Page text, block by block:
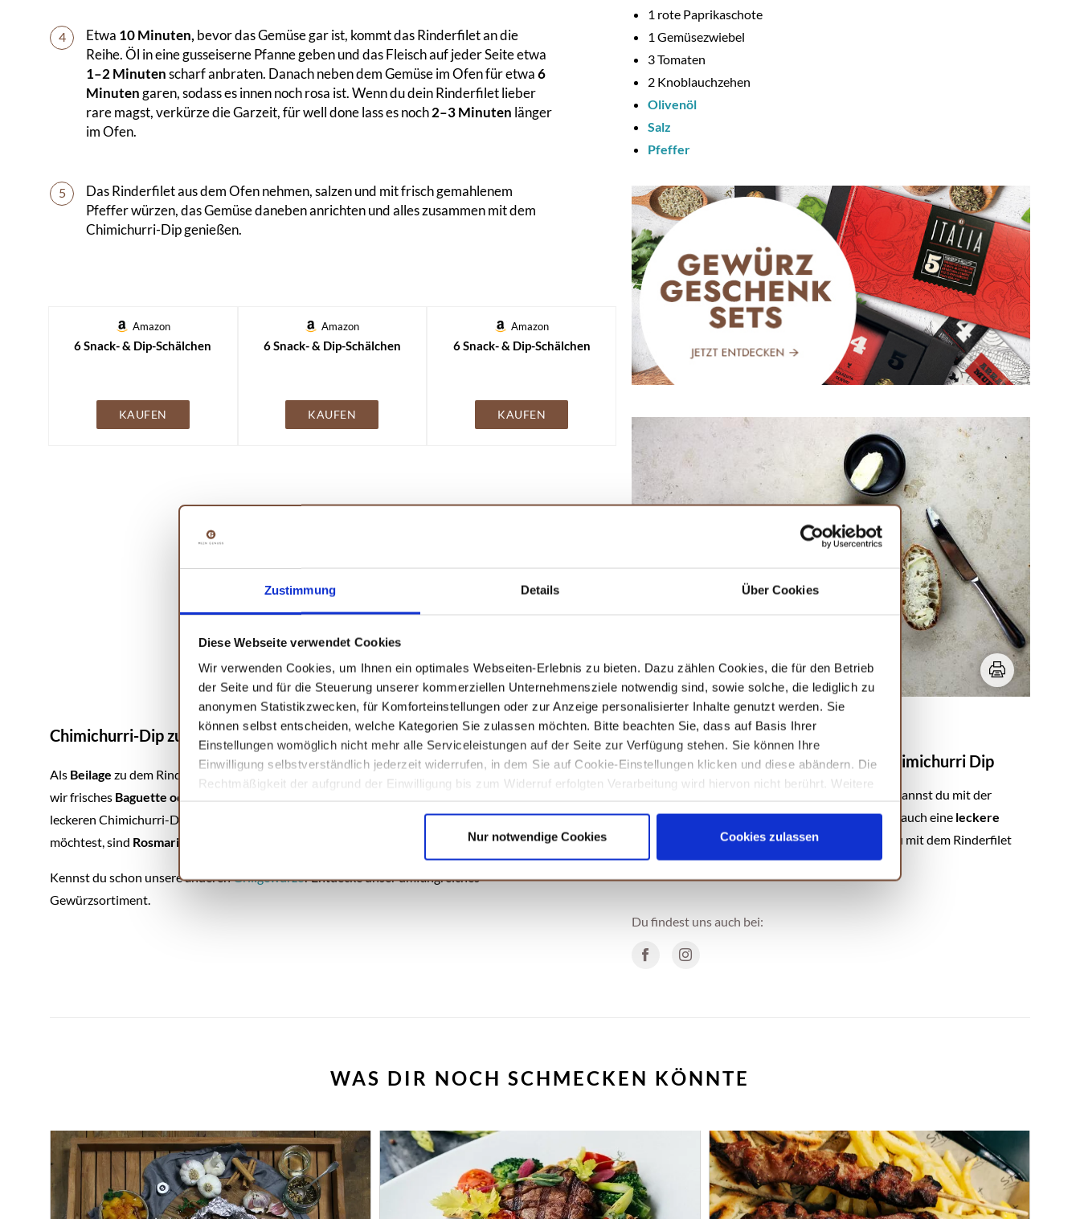
Zustimmung Details Über Cookies
Diese Webseite verwendet Cookies
Wir verwenden Cookies, um Ihnen ein optimales Webseiten-Erlebnis zu bieten. Dazu zählen Cookies, die für den Betrieb
der Seite und für die Steuerung unserer kommerziellen Unternehmensziele notwendig sind, sowie solche, die lediglich zu
anonymen Statistikzwecken, für Komforteinstellungen oder zur Anzeige personalisierter Inhalte genutzt werden. Sie
können selbst entscheiden, welche Kategorien Sie zulassen möchten. Bitte beachten Sie, dass auf Basis Ihrer
Einstellungen womöglich nicht mehr alle Serviceleistungen auf der Seite zur Verfügung stehen. Sie können Ihre
Einwilligung selbstverständlich jederzeit widerrufen, in dem Sie auf Cookie-Einstellungen klicken und diese abändern. Die
Rechtmäßigkeit der aufgrund der Einwilligung bis zum Widerruf erfolgten Verarbeitung wird hiervon nicht berührt. Weitere
Informationen finden Sie in unserenDatenschutzhinweisen.
Nur notwendige Cookies Cookies zulassen
4 Etwa 10 Minuten, bevor das Gemüse gar ist, kommt das Rinderfilet an die
Reihe. Öl in eine gusseiserne Pfanne geben und das Fleisch auf jeder Seite etwa
1–2 Minutenscharf anbraten. Danach neben dem Gemüse im Ofen für etwa6
Minuten garen, sodass es innen noch rosa ist. Wenn du dein Rinderfilet lieber
rare magst, verkürze die Garzeit, für well done lass es noch2–3 Minuten länger
im Ofen.
5
Das Rinderfilet aus dem Ofen nehmen, salzen und mit frisch gemahlenem
Pfeffer würzen, das Gemüse daneben anrichten und alles zusammen mit dem
Chimichurri-Dip genießen.
Amazon
6 Snack- & Dip-Schälchen
KAUFEN
Amazon
6 Snack- & Dip-Schälchen
KAUFEN
Amazon
6 Snack- & Dip-Schälchen
KAUFEN
1 rote Paprikaschote
1 Gemüsezwiebel
3Tomaten
2Knoblauchzehen
Olivenöl
Salz
Pfeffer
Chimichurri-Dip zum Barbecue
Als Beilage zu dem Rinderfilet mit Chimichurri-Dip und mediterranem Gemüse empfehlen
wir frisches Baguette oder Fladenbrot,
leckeren Chimichurri-Dips aufnehmen. Wenn du die
mediterrane Noteein wenig betonen
möchtest, sind Rosmarinkartoffeln
Kennst du schon unsere anderenGrillgewürze? Entdecke unser umfangreiches
Gewürzsortiment.
Milde Alternative zum Chimichurri Dip
Alternativ zum Chimichurri Dip kannst du mit der
Chimichurri Gewürzzubereitung auch eine leckere
Kräuterbutterzubereiten, die du mit dem Rinderfilet
servierst.
Du findest uns auch bei:
WAS DIR NOCH SCHMECKEN KÖNNTE